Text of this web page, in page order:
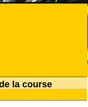
la course